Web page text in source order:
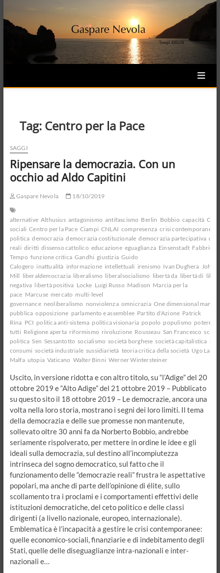
content
Tag: Centro per la Pace
SAGGI
Ripensare la democrazia. Con un
occhio ad Aldo Capitini
Gaspare Nevola 18/10/2019
alternative Althusius antagonismo antifascismo Berlin Bobbio capacità
sociali Centro per la Pace Ciampi CNLAI compresenza crisi contemporanee
politica democrazia democrazia costituzionale democrazia partecipativa
reali diritti dissenso cattolico educazione eguaglianza Einsenstadt Fabbrica
Tempo funzione critica Gandhi giustizia Guido
Calogero inattualità informazione intellettuali irenismo Ivan Dughera John
Mill liberaldemocrazia liberalismo liberalsocialismo libertà da libertà di
negativa libertà positiva Locke Luigi Russo Madison Marcia per la
pace Marcuse mercato multi-level
governance neoliberalismo nonviolenza omnicrazia One dimensional man
pubblica opposizione parlamento e assemblee Partito d'Azione Patrick
Rina PCI politica anti-sistema politica visionaria popolo populismo potere
tutti Religione aperta riformismo rivoluzione Rousseau San Francesco
politica Sen Sessantotto socialismo società borghese società capitalistica
consumi società industriale sussidiarietà teoria critica della società Ugo La
Malfa utopia Vaticano Walter Binni Werner Wintersteiner
Uscito, in versione ridotta e con altro titolo, su “l’Adige” del 20
ottobre 2019 e “Alto Adige” del 21 ottobre 2019 – Pubblicato
su questo sito il 18 ottobre 2019 – Le democrazie, ancora una
volta nella loro storia, mostrano i segni dei loro limiti. Il tema
della democrazia e delle sue promesse non mantenute,
sollevato oltre 30 anni fa da Norberto Bobbio, andrebbe
seriamente rispolverato, per mettere in ordine le idee e gli
ideali sulla democrazia, sul destino all’incompiutezza
intrinseca del sogno democratico, sul fatto che il
funzionamento delle “democrazie reali” frustra le aspettative
popolari, ma anche di parte dell’opinione di élite, sullo
scollamento tra i proclami e i comportamenti effettivi delle
istituzioni democratiche, del ceto politico e delle classi
dirigenti (a livello nazionale, europeo, internazionale).
Emblematica è l’incapacità a gestire le crisi contemporanee:
quelle economico-sociali, finanziarie e di indebitamento degli
Stati, quelle delle diseguaglianze intra-nazionali e inter-
nazionali e…